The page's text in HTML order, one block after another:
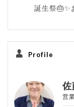
誕生祭🎂✨
Profile
佐
営